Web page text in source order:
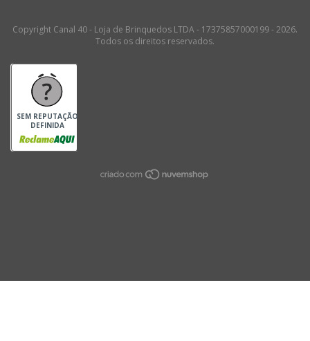
Copyright Canal 40 - Loja de Brinquedos LTDA - 17375857000199 - 2026.
Todos os direitos reservados.
SEM REPUTAÇÃO
DEFINIDA